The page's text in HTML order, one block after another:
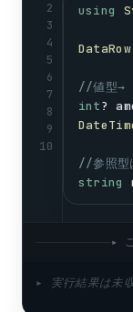
2
3
4
5
6
7
8
9
10
using
DataRow
//値型→
int?
//参照
string
▸
▸ 実行結果は未